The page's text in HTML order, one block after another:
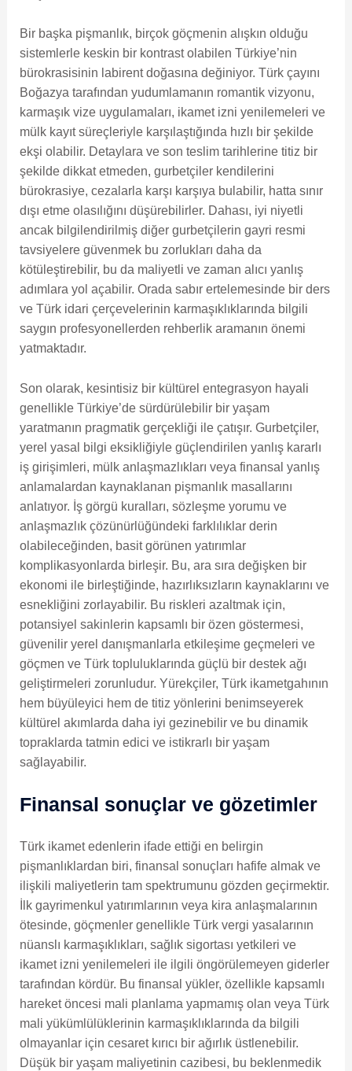
Bir başka pişmanlık, birçok göçmenin alışkın olduğu
sistemlerle keskin bir kontrast olabilen Türkiye’nin
bürokrasisinin labirent doğasına değiniyor. Türk çayını
Boğazya tarafından yudumlamanın romantik vizyonu,
karmaşık vize uygulamaları, ikamet izni yenilemeleri ve
mülk kayıt süreçleriyle karşılaştığında hızlı bir şekilde
ekşi olabilir. Detaylara ve son teslim tarihlerine titiz bir
şekilde dikkat etmeden, gurbetçiler kendilerini
bürokrasiye, cezalarla karşı karşıya bulabilir, hatta sınır
dışı etme olasılığını düşürebilirler. Dahası, iyi niyetli
ancak bilgilendirilmiş diğer gurbetçilerin gayri resmi
tavsiyelere güvenmek bu zorlukları daha da
kötüleştirebilir, bu da maliyetli ve zaman alıcı yanlış
adımlara yol açabilir. Orada sabır ertelemesinde bir ders
ve Türk idari çerçevelerinin karmaşıklıklarında bilgili
saygın profesyonellerden rehberlik aramanın önemi
yatmaktadır.
Son olarak, kesintisiz bir kültürel entegrasyon hayali
genellikle Türkiye’de sürdürülebilir bir yaşam
yaratmanın pragmatik gerçekliği ile çatışır. Gurbetçiler,
yerel yasal bilgi eksikliğiyle güçlendirilen yanlış kararlı
iş girişimleri, mülk anlaşmazlıkları veya finansal yanlış
anlamalardan kaynaklanan pişmanlık masallarını
anlatıyor. İş görgü kuralları, sözleşme yorumu ve
anlaşmazlık çözünürlüğündeki farklılıklar derin
olabileceğinden, basit görünen yatırımlar
komplikasyonlarda birleşir. Bu, ara sıra değişken bir
ekonomi ile birleştiğinde, hazırlıksızların kaynaklarını ve
esnekliğini zorlayabilir. Bu riskleri azaltmak için,
potansiyel sakinlerin kapsamlı bir özen göstermesi,
güvenilir yerel danışmanlarla etkileşime geçmeleri ve
göçmen ve Türk topluluklarında güçlü bir destek ağı
geliştirmeleri zorunludur. Yürekçiler, Türk ikametgahının
hem büyüleyici hem de titiz yönlerini benimseyerek
kültürel akımlarda daha iyi gezinebilir ve bu dinamik
topraklarda tatmin edici ve istikrarlı bir yaşam
sağlayabilir.
Finansal sonuçlar ve gözetimler
Türk ikamet edenlerin ifade ettiği en belirgin
pişmanlıklardan biri, finansal sonuçları hafife almak ve
ilişkili maliyetlerin tam spektrumunu gözden geçirmektir.
İlk gayrimenkul yatırımlarının veya kira anlaşmalarının
ötesinde, göçmenler genellikle Türk vergi yasalarının
nüanslı karmaşıklıkları, sağlık sigortası yetkileri ve
ikamet izni yenilemeleri ile ilgili öngörülemeyen giderler
tarafından kördür. Bu finansal yükler, özellikle kapsamlı
hareket öncesi mali planlama yapmamış olan veya Türk
mali yükümlülüklerinin karmaşıklıklarında da bilgili
olmayanlar için cesaret kırıcı bir ağırlık üstlenebilir.
Düşük bir yaşam maliyetinin cazibesi, bu beklenmedik